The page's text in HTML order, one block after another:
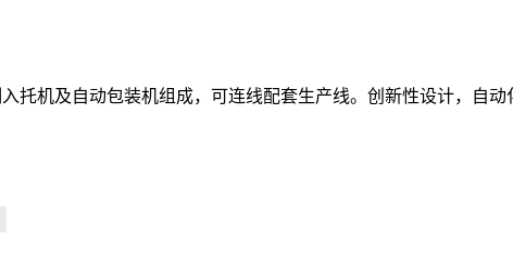
托机及自动包装机组成，可连线配套生产线。创新性设计，自